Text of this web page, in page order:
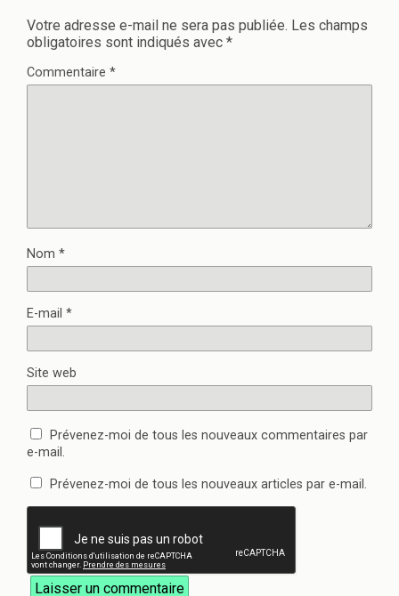
Votre adresse e-mail ne sera pas publiée. Les champs
obligatoires sont indiqués avec *
Commentaire *
Nom *
E-mail *
Site web
Prévenez-moi de tous les nouveaux commentaires par
e-mail.
Prévenez-moi de tous les nouveaux articles par e-mail.